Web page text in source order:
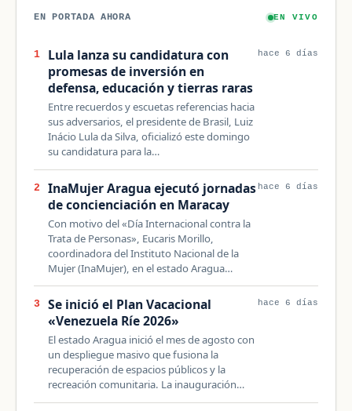
EN PORTADA AHORA EN VIVO
1
Lula lanza su candidatura con
promesas de inversión en
defensa, educación y tierras raras
Entre recuerdos y escuetas referencias hacia
sus adversarios, el presidente de Brasil, Luiz
Inácio Lula da Silva, oficializó este domingo
su candidatura para la…
hace 6 días
2
InaMujer Aragua ejecutó jornadas
de concienciación en Maracay
Con motivo del «Día Internacional contra la
Trata de Personas», Eucaris Morillo,
coordinadora del Instituto Nacional de la
Mujer (InaMujer), en el estado Aragua…
hace 6 días
3
Se inició el Plan Vacacional
«Venezuela Ríe 2026»
El estado Aragua inició el mes de agosto con
un despliegue masivo que fusiona la
recuperación de espacios públicos y la
recreación comunitaria. La inauguración…
hace 6 días